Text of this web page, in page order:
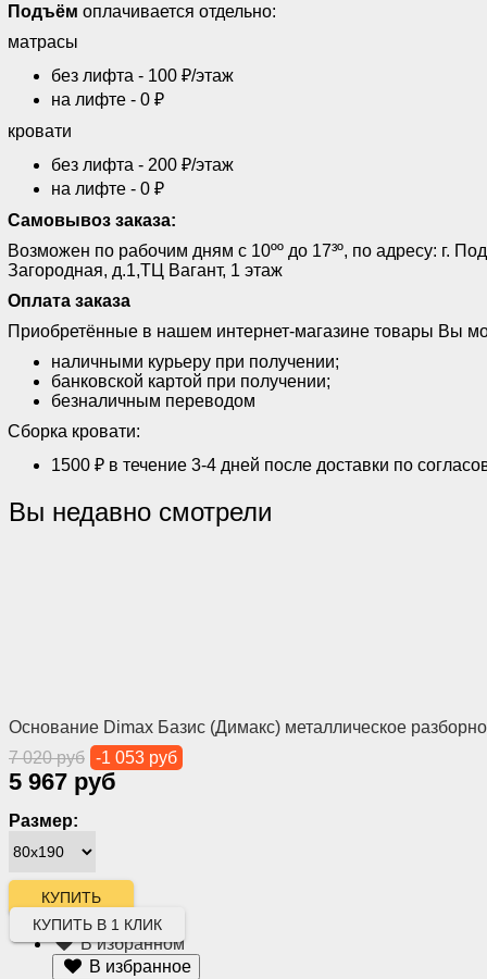
Подъём оплачивается отдельно:
матрасы
без лифта - 100 ₽/этаж
на лифте - 0 ₽
кровати
без лифта - 200 ₽/этаж
на лифте - 0 ₽
Самовывоз заказа:
Возможен по рабочим дням с 10ºº до 17³º, по адресу: г.
Загородная, д.1,ТЦ Вагант, 1 этаж
Оплата заказа
Приобретённые в нашем интернет-магазине товары Вы
наличными курьеру при получении;
банковской картой при получении;
безналичным переводом
Сборка кровати:
1500 ₽ в течение 3-4 дней после доставки по
Вы недавно смотрели
Основание Dimax Базис (Димакс) металлическое
7 020 руб -1 053 руб
5 967 руб
Размер:
КУПИТЬ В 1 КЛИК
В избранном
В избранное